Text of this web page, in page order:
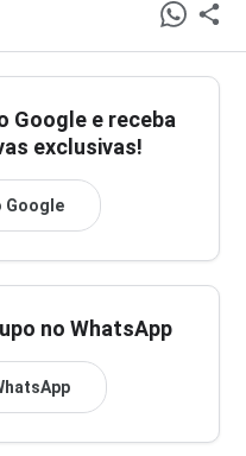
Google e receba
exclusivas!
Google
no WhatsApp